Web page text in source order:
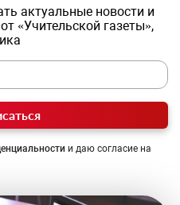
актуальные новости и
«Учительской газеты»,
и даю согласие на